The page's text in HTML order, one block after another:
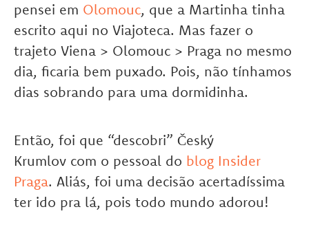
pensei em Olomouc, que a Martinha tinha
escrito aqui no Viajoteca. Mas fazer o
trajeto Viena > Olomouc > Praga no mesmo
dia, ficaria bem puxado. Pois, não tínhamos
dias sobrando para uma dormidinha.
Então, foi que “descobri” Český
Krumlov com o pessoal do blog Insider
Praga. Aliás, foi uma decisão acertadíssima
ter ido pra lá, pois todo mundo adorou!